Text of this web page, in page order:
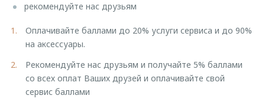
рекомендуйте нас друзьям
Оплачивайте баллами до 20% услуги сервиса и до 90%
на аксессуары.
Рекомендуйте нас друзьям и получайте 5% баллами
со всех оплат Ваших друзей и оплачивайте свой
сервис баллами